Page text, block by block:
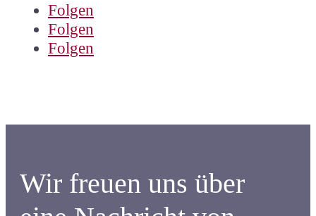
Folgen
Folgen
Folgen
Wir freuen uns über